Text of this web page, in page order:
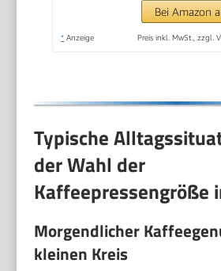
Liter, 8
Bei Amazon
* Anzeige Preis inkl. MwSt., zzgl.
Typische
der Wahl der
Kaffeepressengröße
Morgendlicher
kleinen Kreis